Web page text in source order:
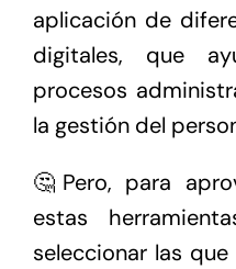
aplicación de
digitales, que
procesos
la gestión del
🤔Pero, para
estas
seleccionar las